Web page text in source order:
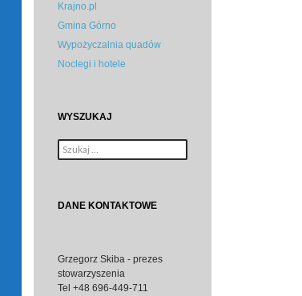
Krajno.pl
Gmina Górno
Wypożyczalnia quadów
Noclegi i hotele
WYSZUKAJ
Szukaj:
DANE KONTAKTOWE
Grzegorz Skiba - prezes
stowarzyszenia
Tel +48 696-449-711